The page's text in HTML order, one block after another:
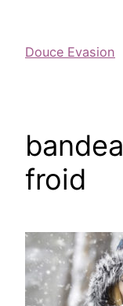
Douce Evasion
froid